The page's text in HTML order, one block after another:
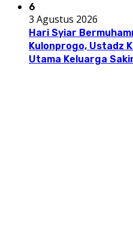
6
3 Agustus 2026
Hari Syiar
Kulonprogo, Ustadz
Utama Keluarga